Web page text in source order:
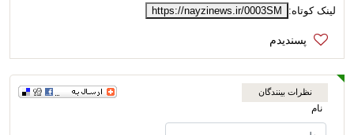
لینک کوتاه: https://nayzinews.ir/0003SM
نظرات بینندگان
نام